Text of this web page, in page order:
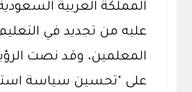
المملكة العربية
عليه من تجديد في
المعلمين، وقد نصت
على "تحسين سياسة